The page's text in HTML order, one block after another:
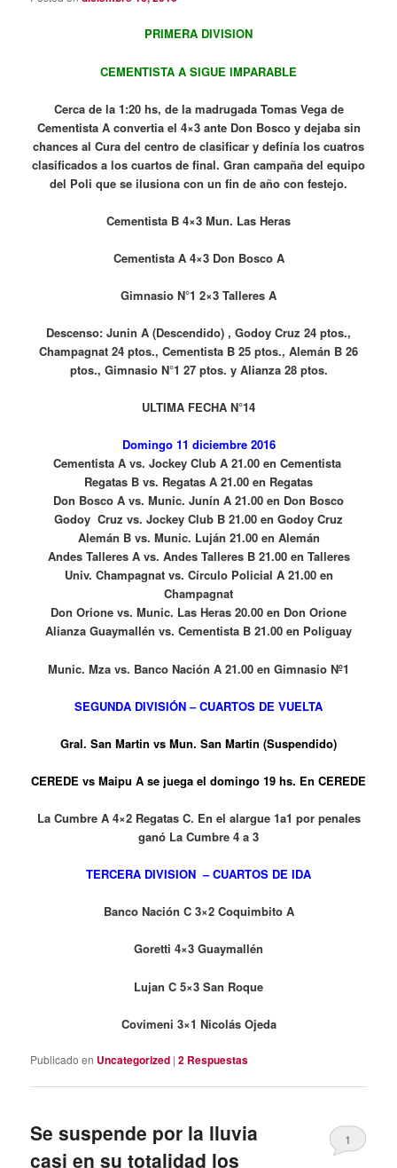
PRIMERA DIVISION
CEMENTISTA A SIGUE IMPARABLE
Cerca de la 1:20 hs, de la madrugada Tomas Vega de
Cementista A convertia el 4×3 ante Don Bosco y dejaba sin
chances al Cura del centro de clasificar y definía los cuatros
clasificados a los cuartos de final. Gran campaña del equipo
del Poli que se ilusiona con un fin de año con festejo.
Cementista B 4×3 Mun. Las Heras
Cementista A 4×3 Don Bosco A
Gimnasio N°1 2×3 Talleres A
Descenso: Junin A (Descendido) , Godoy Cruz 24 ptos.,
Champagnat 24 ptos., Cementista B 25 ptos., Alemán B 26
ptos., Gimnasio N°1 27 ptos. y Alianza 28 ptos.
ULTIMA FECHA N°14
Domingo 11 diciembre 2016
Cementista A vs. Jockey Club A 21.00 en Cementista
Regatas B vs. Regatas A 21.00 en Regatas
Don Bosco A vs. Munic. Junín A 21.00 en Don Bosco
Godoy Cruz vs. Jockey Club B 21.00 en Godoy Cruz
Alemán B vs. Munic. Luján 21.00 en Alemán
Andes Talleres A vs. Andes Talleres B 21.00 en Talleres
Univ. Champagnat vs. Círculo Policial A 21.00 en
Champagnat
Don Orione vs. Munic. Las Heras 20.00 en Don Orione
Alianza Guaymallén vs. Cementista B 21.00 en Poliguay
Munic. Mza vs. Banco Nación A 21.00 en Gimnasio Nº1
SEGUNDA DIVISIÓN – CUARTOS DE VUELTA
Gral. San Martin vs Mun. San Martin (Suspendido)
CEREDE vs Maipu A se juega el domingo 19 hs. En CEREDE
La Cumbre A 4×2 Regatas C. En el alargue 1a1 por penales
ganó La Cumbre 4 a 3
TERCERA DIVISION – CUARTOS DE IDA
Banco Nación C 3×2 Coquimbito A
Goretti 4×3 Guaymallén
Lujan C 5×3 San Roque
Covimeni 3×1 Nicolás Ojeda
Publicado en Uncategorized |2 Respuestas
Se suspende por la lluvia
casi en su totalidad los
1